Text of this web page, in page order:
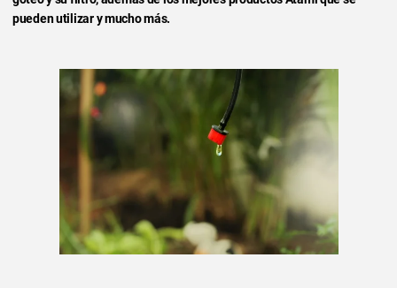
pueden utilizar y mucho más.